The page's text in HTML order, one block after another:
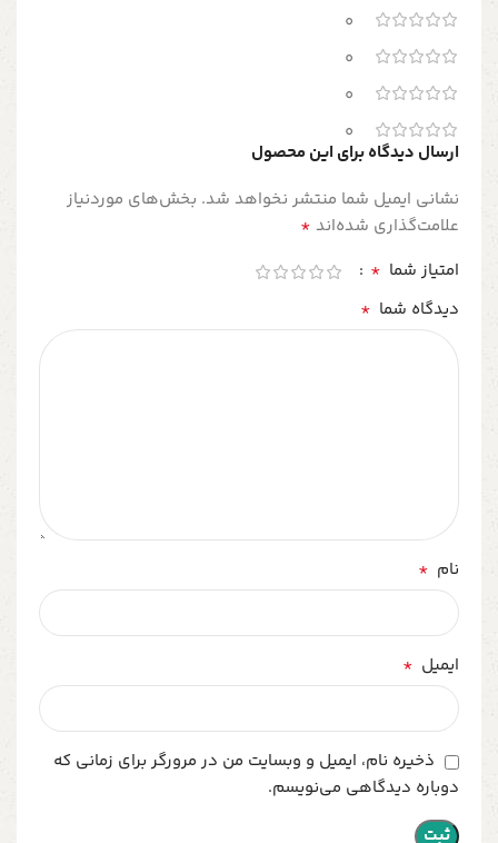
0
0
0
0
ارسال دیدگاه برای این محصول
نشانی ایمیل شما منتشر نخواهد شد. بخش‌های موردنیاز
علامت‌گذاری شده‌اند *
امتیاز شما *
دیدگاه شما *
نام *
ایمیل *
ذخیره نام، ایمیل و وبسایت من در مرورگر برای زمانی که
دوباره دیدگاهی می‌نویسم.